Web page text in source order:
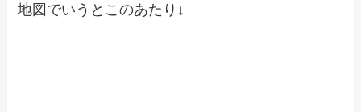
地図でいうとこのあたり↓